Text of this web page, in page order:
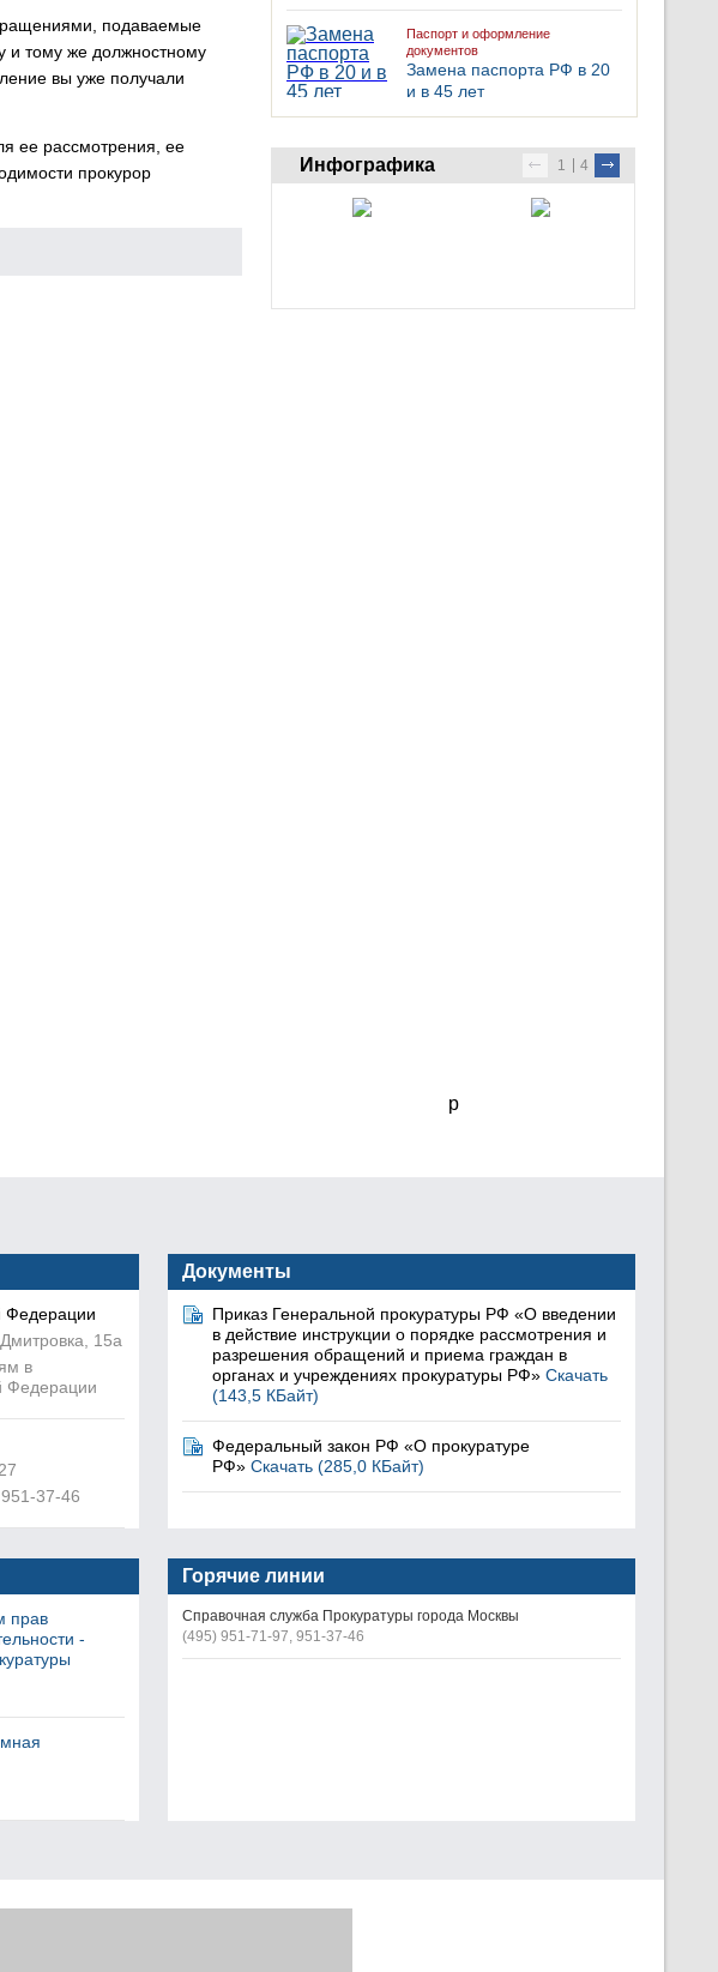
Паспорт и оформление
документов
Замена паспорта РФ в 20
и в 45 лет
Инфографика 1 4
p
подаваемые
и тому же должностному
вы уже получали
ее рассмотрения, ее
прокурор
Федерации
15а
в
Федерации
37-46
Документы
Приказ Генеральной прокуратуры РФ «О введении
в действие инструкции о порядке рассмотрения и
разрешения обращений и приема граждан в
органах и учреждениях прокуратуры РФ» Скачать
(143,5 КБайт)
Федеральный закон РФ «О прокуратуре
РФ» Скачать (285,0 КБайт)
прав
-
Горячие линии
Справочная служба Прокуратуры города Москвы
(495) 951-71-97, 951-37-46